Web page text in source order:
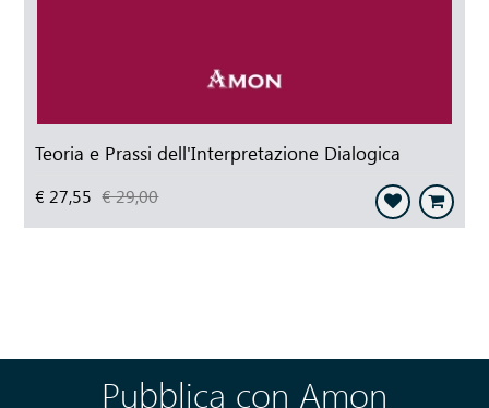
Teoria e Prassi dell'Interpretazione Dialogica
€ 27,55 € 29,00
Pubblica con Amon